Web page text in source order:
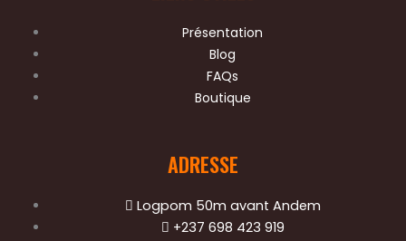
Présentation
Blog
FAQs
Boutique
ADRESSE
Logpom 50m avant Andem
+237 698 423 919